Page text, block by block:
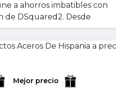
a ahorros imbatibles con
de DSquared2. Desde
Mejor precio